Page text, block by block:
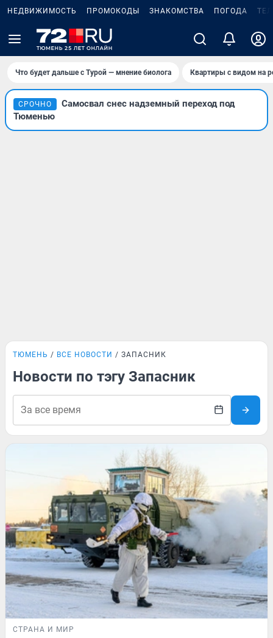
НЕДВИЖИМОСТЬ ПРОМОКОДЫ ЗНАКОМСТВА ПОГОДА
Что будет дальше с Турой — мнение биолога Квартиры с видом на
СРОЧНО
Самосвал снес надземный переход под
Тюменью
ТЮМЕНЬ ВСЕ НОВОСТИ ЗАПАСНИК
Новости по тэгу Запасник
СТРАНА И МИР